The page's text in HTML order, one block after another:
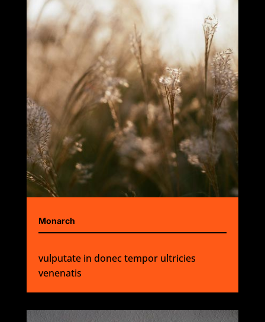
Monarch
vulputate in donec tempor ultricies
venenatis